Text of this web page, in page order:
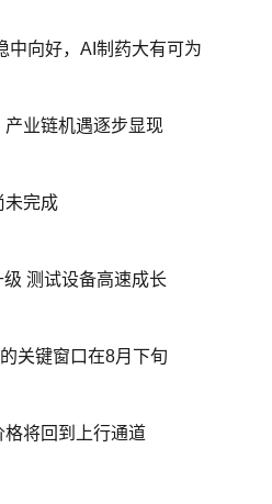
中向好，AI制药大有可为
业链机遇逐步显现
未完成
测试设备高速成长
关键窗口在8月下旬
将回到上行通道